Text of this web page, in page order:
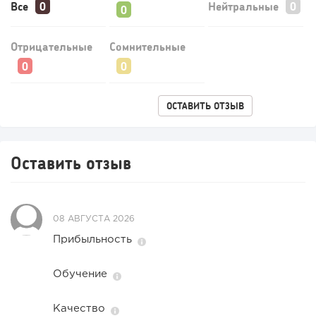
123 9
для бизнеса,...
Все Нейтральные
Отрицательные Сомнительные
ОСТАВИТЬ ОТЗЫВ
Оставить отзыв
08 АВГУСТА 2026
Прибыльность
Обучение
Качество